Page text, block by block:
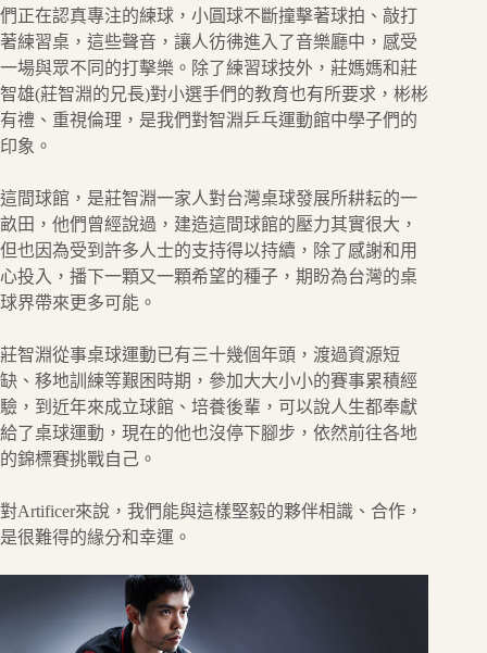
們正在認真專注的練球，小圓球不斷撞擊著球拍、敲打
著練習桌，這些聲音，讓人彷彿進入了音樂廳中，感受
一場與眾不同的打擊樂。除了練習球技外，莊媽媽和莊
智雄(莊智淵的兄長)對小選手們的教育也有所要求，彬彬
有禮、重視倫理，是我們對智淵乒乓運動館中學子們的
印象。
這間球館，是莊智淵一家人對台灣桌球發展所耕耘的一
畝田，他們曾經說過，建造這間球館的壓力其實很大，
但也因為受到許多人士的支持得以持續，除了感謝和用
心投入，播下一顆又一顆希望的種子，期盼為台灣的桌
球界帶來更多可能。
莊智淵從事桌球運動已有三十幾個年頭，渡過資源短
缺、移地訓練等艱困時期，參加大大小小的賽事累積經
驗，到近年來成立球館、培養後輩，可以說人生都奉獻
給了桌球運動，現在的他也沒停下腳步，依然前往各地
的錦標賽挑戰自己。
對Artificer來說，我們能與這樣堅毅的夥伴相識、合作，
是很難得的緣分和幸運。